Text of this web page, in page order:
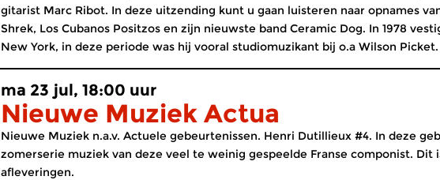
gitarist Marc Ribot. In deze uitzending kunt u gaan luisteren naar opnames
Shrek, Los Cubanos Positzos en zijn nieuwste band Ceramic Dog. In 1978
New York, in deze periode was hij vooral studiomuzikant bij o.a Wilson
ma 23 jul, 18:00 uur
Nieuwe Muziek Actua
Nieuwe Muziek n.a.v. Actuele gebeurtenissen. Henri Dutillieux #4. In deze
zomerserie muziek van deze veel te weinig gespeelde Franse componist. Dit
afleveringen.